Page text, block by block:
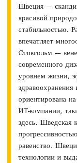
Швеция —
красивой
стабильностью.
впечатляет
Стокгольм —
современного
уровнем жизни,
ориентирована
ИТ-компании,
здесь. Шведская
равенство.
технологии и